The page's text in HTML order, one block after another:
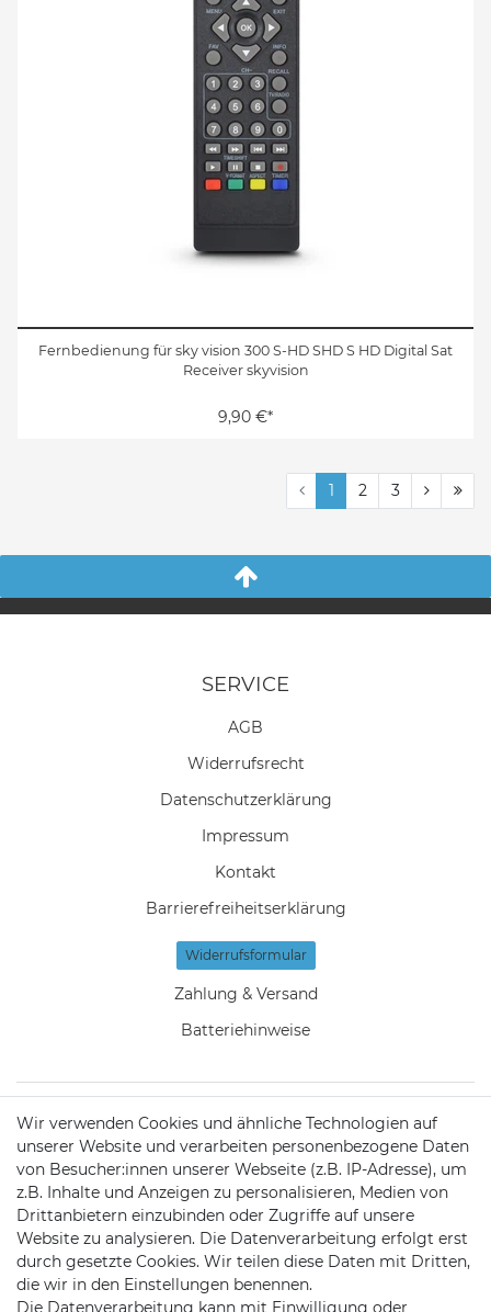
Fernbedienung für sky vision 300 S-HD SHD S HD Digital Sat
Receiver skyvision
9,90 €*
1 2 3
SERVICE
AGB
Widerrufs­recht
Daten­schutz­erklärung
Impressum
Kontakt
Barrierefreiheitserklärung
Widerrufs­formular
Zahlung & Versand
Batteriehinweise
KONTAKT
Telefon:09721 / 9453362
Mail:info@satshopping.de
Kopenhagenstr. 4
Wir verwenden Cookies und ähnliche Technologien auf
unserer Website und verarbeiten personenbezogene Daten
von Besucher:innen unserer Webseite (z.B. IP-Adresse), um
z.B. Inhalte und Anzeigen zu personalisieren, Medien von
Drittanbietern einzubinden oder Zugriffe auf unsere
Website zu analysieren. Die Datenverarbeitung erfolgt erst
durch gesetzte Cookies. Wir teilen diese Daten mit Dritten,
die wir in den Einstellungen benennen.
Die Datenverarbeitung kann mit Einwilligung oder